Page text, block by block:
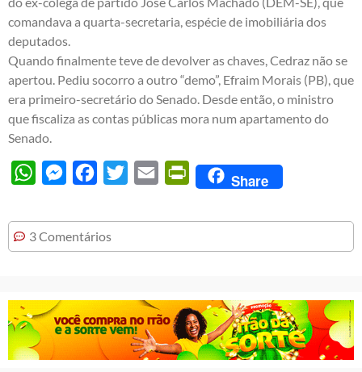
comandava a quarta-secretaria, espécie de imobiliária dos
deputados.
Quando finalmente teve de devolver as chaves, Cedraz não se
apertou. Pediu socorro a outro “demo”, Efraim Morais (PB), que
era primeiro-secretário do Senado. Desde então, o ministro
que fiscaliza as contas públicas mora num apartamento do
Senado.
WhatsAppMessengerFacebook
Twitter Email PrintFriendly
Share
3 Comentários